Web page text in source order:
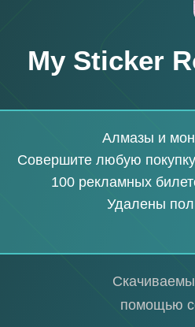
My Sticker
Алмазы и
Совершите любую
100 рекламных
Удалены
помощью